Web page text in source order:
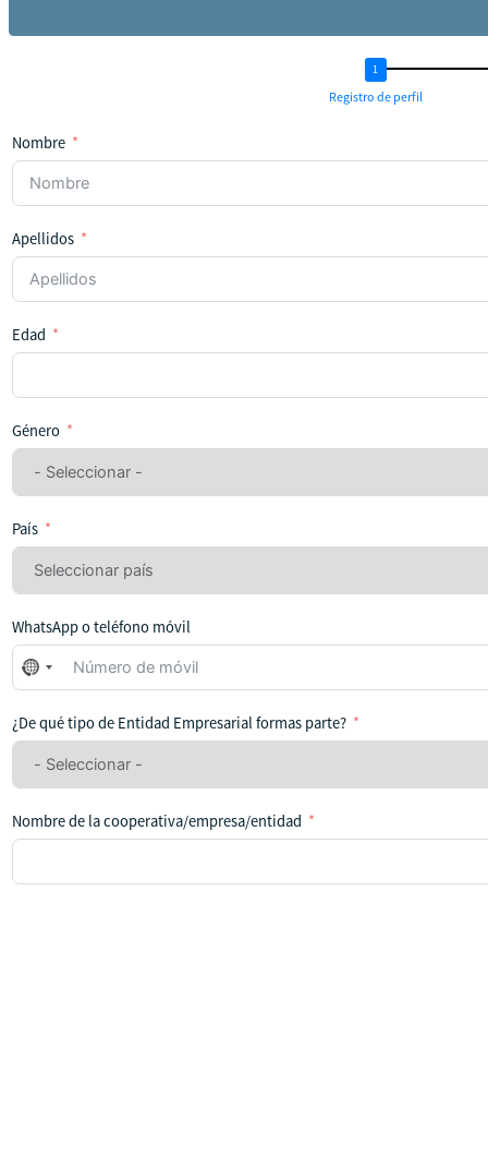
Registro de perfil
Nombre
Apellidos
Edad
Género
País
WhatsApp o teléfono móvil
No
se
seleccionado
ningún
¿De qué tipo de Entidad Empresarial formas parte?
Nombre de la cooperativa/empresa/entidad